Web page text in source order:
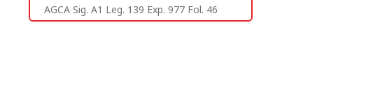
AGCA Sig. A1 Leg. 139 Exp. 977 Fol. 46